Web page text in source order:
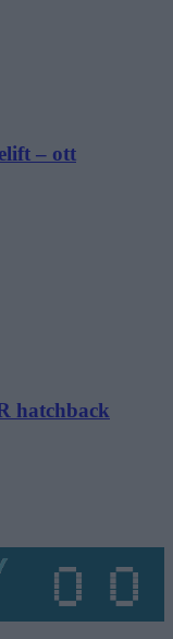
– ott
hatchback